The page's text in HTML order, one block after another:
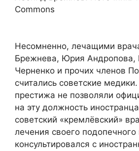
Commons
Несомненно, лечащими
Брежнева, Юрия Андропова,
Черненко и прочих членов
считались советские
престижа не позволяли
на эту должность
советский «кремлёвский»
лечения своего
консультировался с